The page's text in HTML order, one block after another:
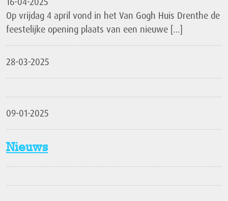
Op vrijdag 4 april vond in het Van Gogh Huis Drenthe de
feestelijke opening plaats van een nieuwe […]
28-03-2025
09-01-2025
Nieuws